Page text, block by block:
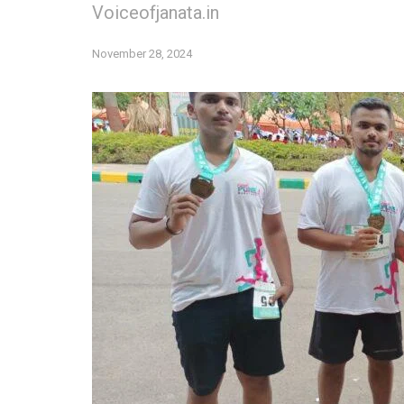
Voiceofjanata.in
November 28, 2024